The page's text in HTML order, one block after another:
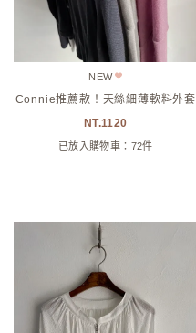
NEW
Connie推薦款！天絲細薄軟料外套
1120
已放入購物車：72件